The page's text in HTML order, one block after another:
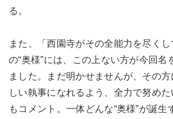
る。
また、「西園寺がその全能力を尽く
の“奥様”には、この上ない方が今回名
ました。まだ明かせませんが、その
しい執事になれるよう、全力で努め
もコメント。一体どんな“奥様”が誕生